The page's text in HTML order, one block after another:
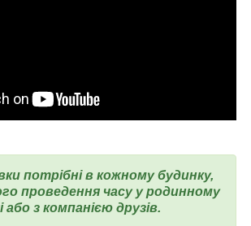
потрібні в кожному будинку,
проведення часу у родинному
або з компанією друзів.